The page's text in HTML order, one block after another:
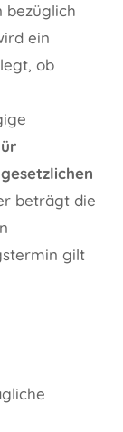
bezüglich
ein
ob
beträgt die
gilt